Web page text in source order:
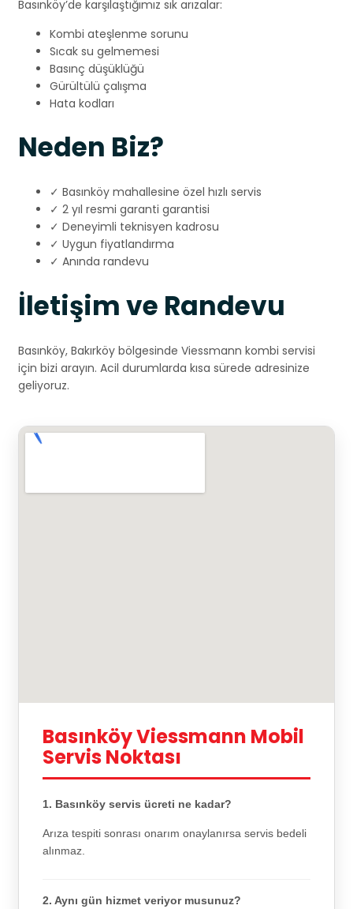
Basınköy’de karşılaştığımız sık arızalar:
Kombi ateşlenme sorunu
Sıcak su gelmemesi
Basınç düşüklüğü
Gürültülü çalışma
Hata kodları
Neden Biz?
✓ Basınköy mahallesine özel hızlı servis
✓ 2 yıl resmi garanti garantisi
✓ Deneyimli teknisyen kadrosu
✓ Uygun fiyatlandırma
✓ Anında randevu
İletişim ve Randevu
Basınköy, Bakırköy bölgesinde Viessmann kombi servisi
için bizi arayın. Acil durumlarda kısa sürede adresinize
geliyoruz.
Basınköy Viessmann Mobil
Servis Noktası
1. Basınköy servis ücreti ne kadar?
Arıza tespiti sonrası onarım onaylanırsa servis bedeli
alınmaz.
2. Aynı gün hizmet veriyor musunuz?